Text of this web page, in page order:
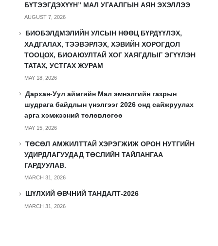
БҮТЭЭГДЭХҮҮН” МАЛ УГААЛГЫН АЯН ЭХЭЛЛЭЭ
AUGUST 7, 2026
БИОБЭЛДМЭЛИЙН УЛСЫН НӨӨЦ БҮРДҮҮЛЭХ,
ХАДГАЛАХ, ТЭЭВЭРЛЭХ, ХЭВИЙН ХОРОГДОЛ
ТООЦОХ, БИОАЮУЛТАЙ ХОГ ХАЯГДЛЫГ ЭГҮҮЛЭН
ТАТАХ, УСТГАХ ЖУРАМ
MAY 18, 2026
Дархан-Уул аймгийн Мал эмнэлгийн газрын
шудрага байдлын үнэлгээг 2026 онд сайжруулах
арга хэмжээний төлөвлөгөө
MAY 15, 2026
ТӨСӨЛ АМЖИЛТТАЙ ХЭРЭГЖИЖ ОРОН НУТГИЙН
УДИРДЛАГУУДАД ТӨСЛИЙН ТАЙЛАНГАА
ГАРДУУЛАВ.
MARCH 31, 2026
ШҮЛХИЙ ӨВЧНИЙ ТАНДАЛТ-2026
MARCH 31, 2026